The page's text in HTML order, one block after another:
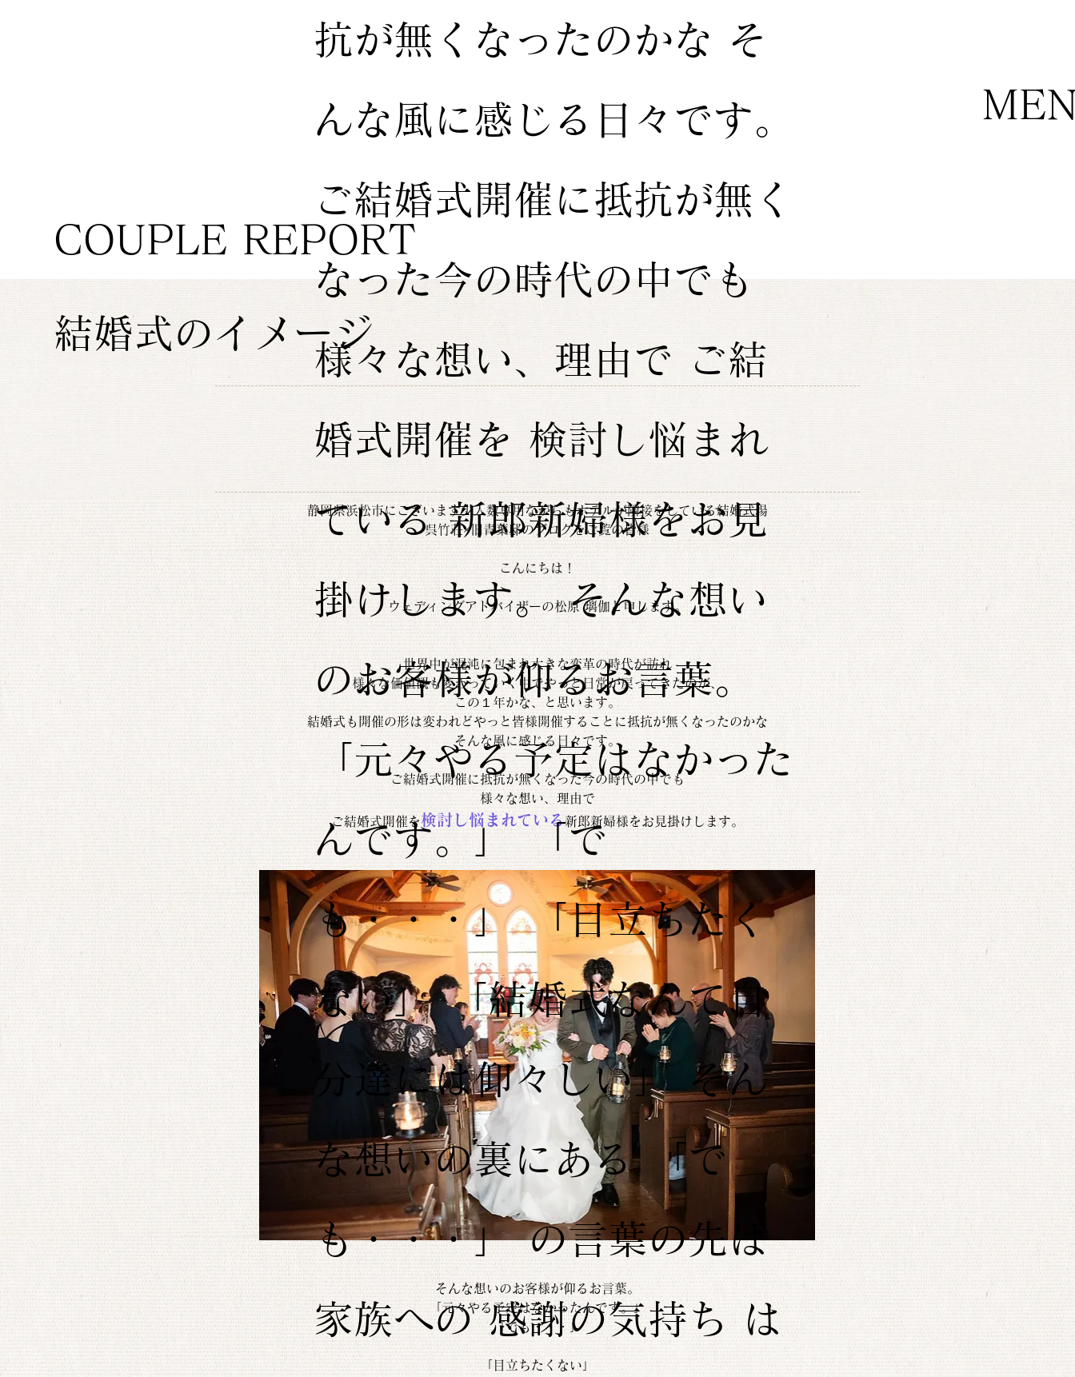
静岡県浜松市にございます少人数専用ながらもホテルが隣接をしている結婚式場
呉竹荘×旧青葉邸のブログをご覧の皆様
こんにちは！
ウェディングアドバイザーの松原 璃伽と申します。
世界中が混沌に包まれ大きな変革の時代が訪れ
様々な価値観も変わっていく中でやっと日常が戻ってきたのが、
この１年かな、と思います。
結婚式も開催の形は変われどやっと皆様開催することに抵抗が無くなったのかな
そんな風に感じる日々です。
ご結婚式開催に抵抗が無くなった今の時代の中でも
様々な想い、理由で
ご結婚式開催を検討し悩まれている新郎新婦様をお見掛けします。
そんな想いのお客様が仰るお言葉。
「元々やる予定はなかったんです。」
「でも・・・」
「目立ちたくない」
COUPLE REPORT
結婚式のイメージ
抗が無くなったのかな そ
んな風に感じる日々です。
ご結婚式開催に抵抗が無く
なった今の時代の中でも
様々な想い、理由で ご結
婚式開催を 検討し悩まれ
ている 新郎新婦様をお見
掛けします。 そんな想い
のお客様が仰るお言葉。
「元々やる予定はなかった
んです。」 「で
も・・・」 「目立ちたく
ない」 「結婚式なんて自
分達には仰々しい」 そん
な想いの裏にある 「で
も・・・」 の言葉の先は
家族への 感謝の気持ち は